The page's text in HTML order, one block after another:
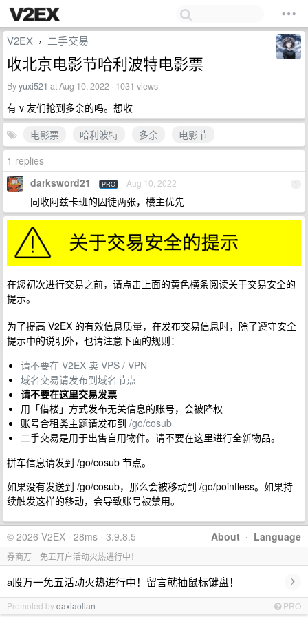
V2EX › 二手交易
收北京电影节哈利波特电影票
Byyuxi521 at Aug 10, 2022 · 1031 views
有 v 友们抢到多余的吗。想收
电影票
哈利波特 多余
电影节
1 replies
1
darksword21 PRO Aug 10, 2022
同收阿兹卡班的囚徒两张，楼主优先
在您初次进行交易之前，请点击上面的黄色横条阅读关于交易安全的
提示。
为了提高 V2EX 的有效信息质量，在发布交易信息时，除了遵守安全
提示中的说明外，也请注意下面的规则：
请不要在 V2EX 卖 VPS / VPN
域名交易请发布到域名节点
请不要在这里交易发票
用「借楼」方式发布无关信息的账号，会被降权
账号合租类主题请发布到 /go/cosub
二手交易是用于出售自用物件。请不要在这里进行全新物品。
拼车信息请发到 /go/cosub 节点。
如果没有发送到 /go/cosub，那么会被移动到 /go/pointless。如果持
续触发这样的移动，会导致账号被禁用。
About · Language
© 2026 V2EX · 28ms · 3.9.8.5
券商万一免五开户活动火热进行中！
a股万一免五活动火热进行中！留言就抽鼠标键盘！ ›
Promoted bydaxiaolian PRO